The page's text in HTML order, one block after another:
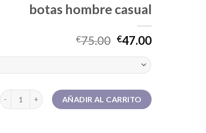
botas hombre casual
€75.00 €47.00
botas hombre casual cantidadAÑADIR AL CARRITO